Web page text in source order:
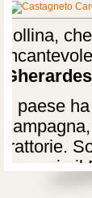
collina,
incantevole
Il paese
trattorie.
esempio
SS.